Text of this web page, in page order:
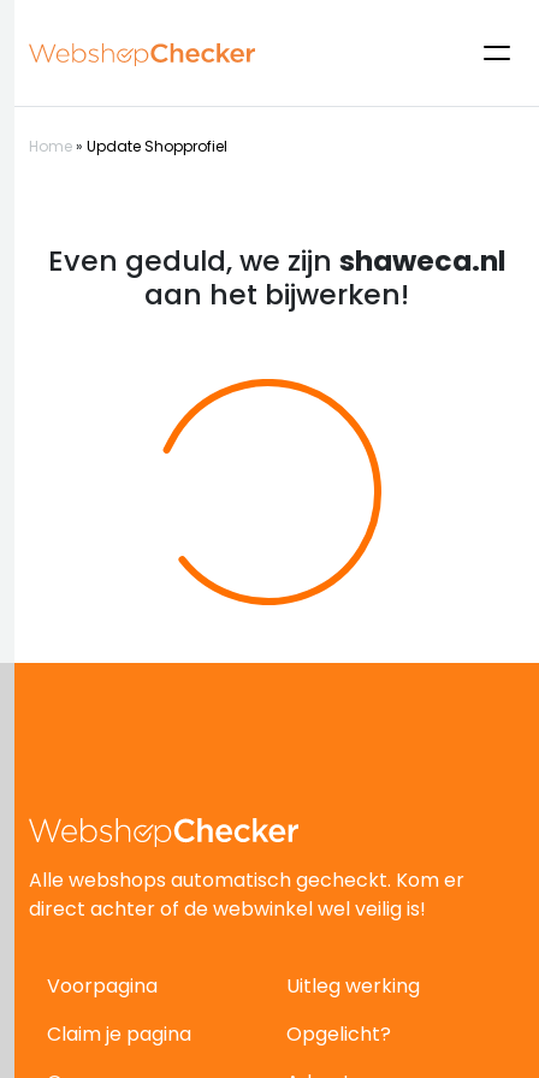
Home» Update Shopprofiel
Even geduld, we zijn shaweca.nl
aan het bijwerken!
Alle webshops automatisch gecheckt. Kom er
direct achter of de webwinkel wel veilig is!
Voorpagina
Uitleg werking
Claim je pagina
Opgelicht?